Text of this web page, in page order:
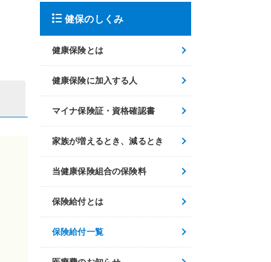
健保のしくみ
健康保険とは
健康保険に加入する人
マイナ保険証・資格確認書
家族が増えるとき、減るとき
当健康保険組合の保険料
保険給付とは
保険給付一覧